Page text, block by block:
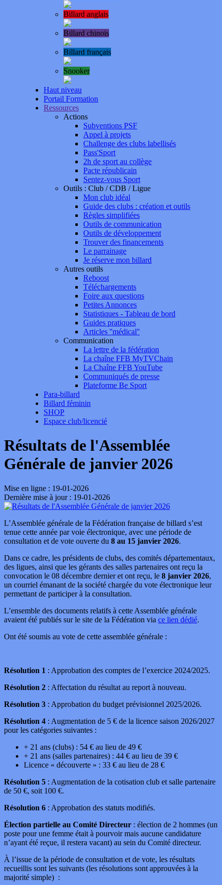
Billard anglais
Billard chinois
Billard français
Snooker
Haut niveau
Portail Formation
Ressources
Actions
Subventions PSF
Appel à projets
Challenge des clubs labellisés
Pass'Sport
2h de sport au collège
Pacte républicain
Sentez-vous Sport
Outils : Club / CDB / Ligue
Mon club idéal
Guide des clubs : création et outils
Règles simplifiées
Outils de communication
Outils de développement
Trouver des financements
Le parrainage
Je réserve mon billard
Autres outils
Reboost
Téléchargements
Foire aux questions
Petites Annonces
Statistiques - Tableau de bord
Guides pratiques
Articles ''médical''
Communication
La lettre de la fédération
La chaîne FFB MyTVChain
La Chaîne FFB YouTube
Communiqués de presse
Plateforme Be Sport
Para-billard
Billard féminin
SHOP
Espace club/licencié
Résultats de l'Assemblée
Générale de janvier 2026
Mise en ligne : 19-01-2026
Dernière mise à jour : 19-01-2026
L’Assemblée générale de la Fédération française de billard s’est
tenue cette année par voie électronique, avec une période de
consultation et de vote ouverte du 8 au 15 janvier 2026.
Dans ce cadre, les présidents de clubs, des comités départementaux,
des ligues, ainsi que les gérants des salles partenaires ont reçu la
convocation le 08 décembre dernier et ont reçu, le 8 janvier 2026,
un courriel émanant de la société chargée du vote électronique leur
permettant de participer à la consultation.
L’ensemble des documents relatifs à cette Assemblée générale
avaient été publiés sur le site de la Fédération via ce lien dédié.
Ont été soumis au vote de cette assemblée générale :
Résolution 1 : Approbation des comptes de l’exercice 2024/2025.
Résolution 2 : Affectation du résultat au report à nouveau.
Résolution 3 : Approbation du budget prévisionnel 2025/2026.
Résolution 4 : Augmentation de 5 € de la licence saison 2026/2027
pour les catégories suivantes :
+ 21 ans (clubs) : 54 € au lieu de 49 €
+ 21 ans (salles partenaires) : 44 € au lieu de 39 €
Licence « découverte » : 33 € au lieu de 28 €
Résolution 5 : Augmentation de la cotisation club et salle partenaire
de 50 €, soit 100 €.
Résolution 6 : Approbation des statuts modifiés.
Élection partielle au Comité Directeur : élection de 2 hommes (un
poste pour une femme était à pourvoir mais aucune candidature
n’ayant été reçue, il restera vacant) au sein du Comité directeur.
À l’issue de la période de consultation et de vote, les résultats
recueillis sont les suivants (les résolutions sont approuvées à la
majorité simple) :